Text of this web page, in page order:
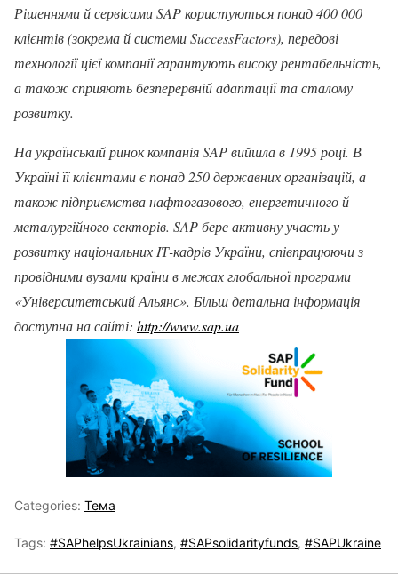
Рішеннями й сервісами SAP користуються понад 400 000
клієнтів (зокрема й системи SuccessFactors), передові
технології цієї компанії гарантують високу рентабельність,
а також сприяють безперервній адаптації та сталому
розвитку.
На український ринок компанія SAP вийшла в 1995 році. В
Україні її клієнтами є понад 250 державних організацій, а
також підприємства нафтогазового, енергетичного й
металургійного секторів. SAP бере активну участь у
розвитку національних IТ-кадрів України, співпрацюючи з
провідними вузами країни в межах глобальної програми
«Університетський Альянс». Більш детальна інформація
доступна на сайті: http://www.sap.ua
Categories: Тема
Tags: #SAPhelpsUkrainians, #SAPsolidarityfunds, #SAPUkraine